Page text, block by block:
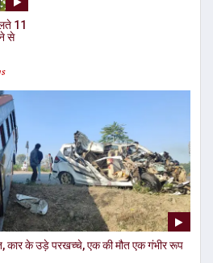
11
से
कार के उड़े परखच्चे, एक की मौत एक गंभीर रूप